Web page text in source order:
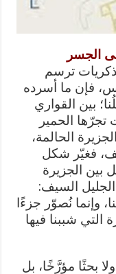
ترسم
فإن ما أسرده
بين القواري
الحمير
الحالمة،
فغيّر شكل
بين الجزيرة
السيف:
وإنما نُصوّر جزءًا
التي شببنا فيها
بحثًا مؤرَّخًا، بل